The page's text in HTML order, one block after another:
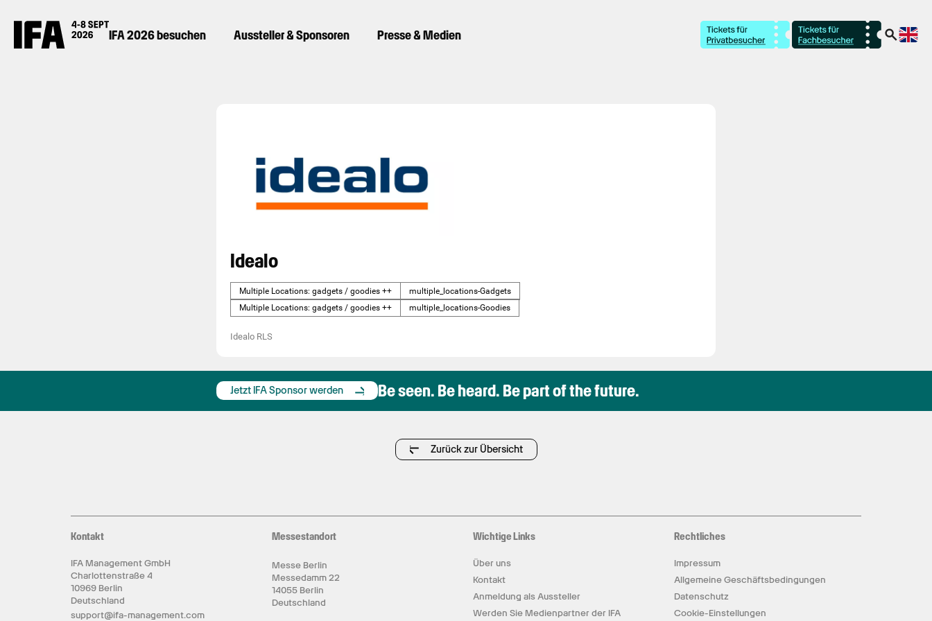
IFA 2026 besuchen Aussteller & Sponsoren Presse & Medien
Idealo
Multiple Locations: gadgets / goodies ++
multiple_locations-Gadgets
Multiple Locations: gadgets / goodies ++
multiple_locations-Goodies
Idealo RLS
Jetzt IFA Sponsor werden Be seen. Be heard. Be part of the future.
Zurück zur Übersicht
Kontakt
IFA Management GmbH
Charlottenstraße 4
10969 Berlin
Deutschland
support@ifa-management.com
Messestandort
Messe Berlin
Messedamm 22
14055 Berlin
Deutschland
Wichtige Links
Über uns
Kontakt
Anmeldung als Aussteller
Werden Sie Medienpartner der IFA
Rechtliches
Impressum
Allgemeine Geschäftsbedingungen
Datenschutz
Cookie-Einstellungen